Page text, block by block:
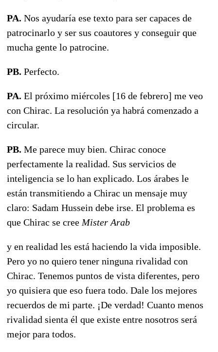
PA. Nos ayudaría ese texto para ser capaces de
patrocinarlo y ser sus coautores y conseguir que
mucha gente lo patrocine.
PB. Perfecto.
PA. El próximo miércoles [16 de febrero] me veo
con Chirac. La resolución ya habrá comenzado a
circular.
PB. Me parece muy bien. Chirac conoce
perfectamente la realidad. Sus servicios de
inteligencia se lo han explicado. Los árabes le
están transmitiendo a Chirac un mensaje muy
claro: Sadam Hussein debe irse. El problema es
que Chirac se cree Mister Arab
y en realidad les está haciendo la vida imposible.
Pero yo no quiero tener ninguna rivalidad con
Chirac. Tenemos puntos de vista diferentes, pero
yo quisiera que eso fuera todo. Dale los mejores
recuerdos de mi parte. ¡De verdad! Cuanto menos
rivalidad sienta él que existe entre nosotros será
mejor para todos.